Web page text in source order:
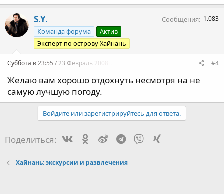
S.Y.
Команда форума
Актив
Эксперт по острову Хайнань
Сообщения 1.083
Суббота в 23:55 / 23 Февраль 2008г. #4
Желаю вам хорошо отдохнуть несмотря на не
самую лучшую погоду.
Войдите или зарегистрируйтесь для ответа.
Поделиться: Vk Ok WeiboTelegram
Viber
Хайнань: экскурсии и развлечения